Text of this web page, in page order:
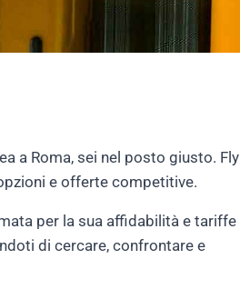
a Roma, sei nel posto giusto. Fly
e offerte competitive.
per la sua affidabilità e tariffe
di cercare, confrontare e